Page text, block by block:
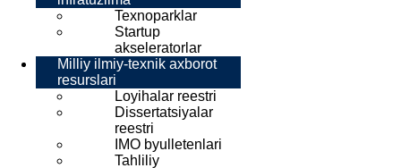
Texnoparklar
Startup
akseleratorlar
Milliy ilmiy-texnik axborot
resurslari
Loyihalar reestri
Dissertatsiyalar
reestri
IMO byulletenlari
Tahliliy